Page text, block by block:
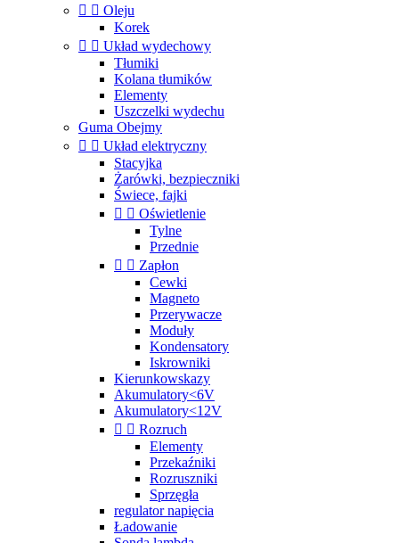
  Oleju
Korek
  Układ wydechowy
Tłumiki
Kolana tłumików
Elementy
Uszczelki wydechu
Guma Obejmy
  Układ elektryczny
Stacyjka
Żarówki, bezpieczniki
Świece, fajki
  Oświetlenie
Tylne
Przednie
  Zapłon
Cewki
Magneto
Przerywacze
Moduły
Kondensatory
Iskrowniki
Kierunkowskazy
Akumulatory<6V
Akumulatory<12V
  Rozruch
Elementy
Przekaźniki
Rozruszniki
Sprzęgła
regulator napięcia
Ładowanie